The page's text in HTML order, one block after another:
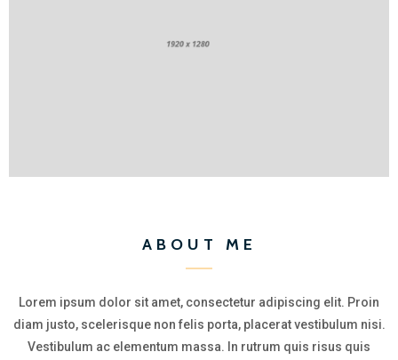
ABOUT ME
Lorem ipsum dolor sit amet, consectetur adipiscing elit. Proin
diam justo, scelerisque non felis porta, placerat vestibulum nisi.
Vestibulum ac elementum massa. In rutrum quis risus quis